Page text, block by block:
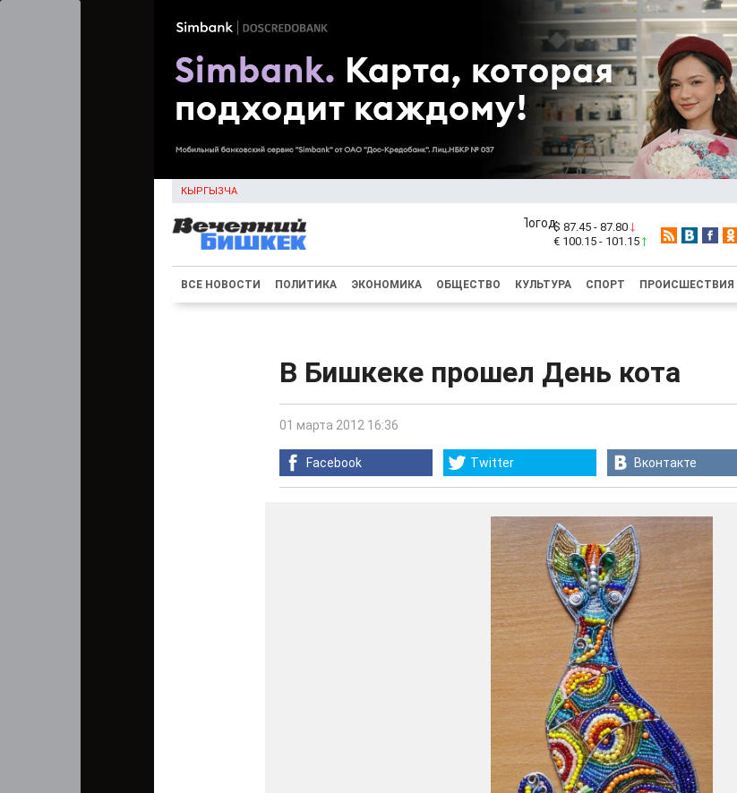
КЫРГЫЗЧА
$ 87.45 - 87.80
€ 100.15 - 101.15
ВСЕ НОВОСТИ ПОЛИТИКА ЭКОНОМИКА ОБЩЕСТВО КУЛЬТУРА СПОРТ ПРОИСШЕСТВИЯ
В Бишкеке прошел День кота
01 марта 2012 16:36
Facebook Twitter Вконтакте